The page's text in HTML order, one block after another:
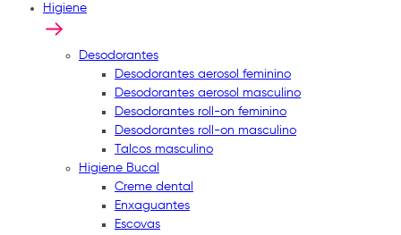
Higiene
Desodorantes
Desodorantes aerosol feminino
Desodorantes aerosol masculino
Desodorantes roll-on feminino
Desodorantes roll-on masculino
Talcos masculino
Higiene Bucal
Creme dental
Enxaguantes
Escovas